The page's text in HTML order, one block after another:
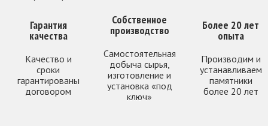
Гарантия
качества
Качество и
сроки
гарантированы
договором
Собственное
производство
Самостоятельная
добыча сырья,
изготовление и
установка «под
ключ»
Более 20 лет
опыта
Производим и
устанавливаем
памятники
более 20 лет